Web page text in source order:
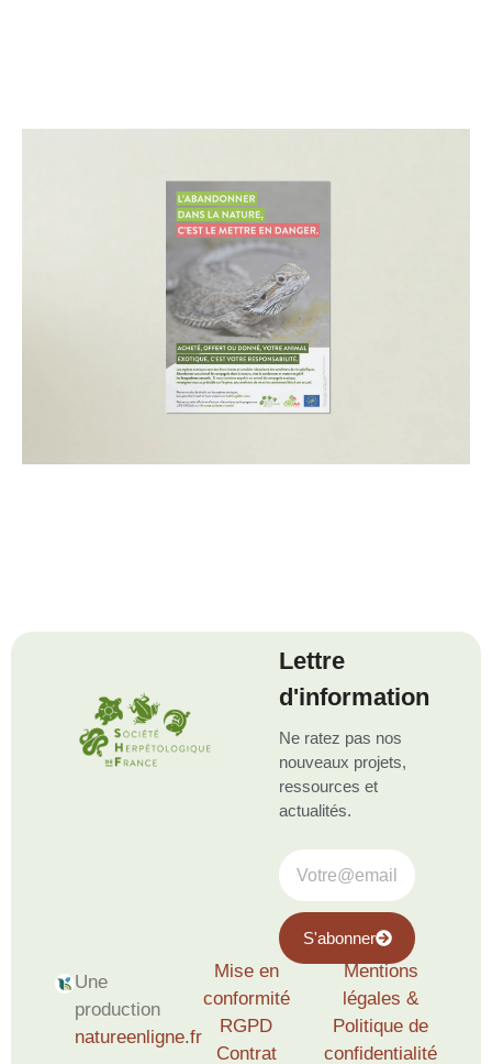
Lettre
d'information
Ne ratez pas nos
nouveaux projets,
ressources et
actualités.
S'abonner
Une
production
natureenligne.fr
Mise en
conformité
RGPD
Contrat
Mentions
légales &
Politique de
confidentialité